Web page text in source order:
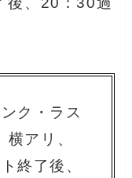
ク・ラス
アリ、
終了後、